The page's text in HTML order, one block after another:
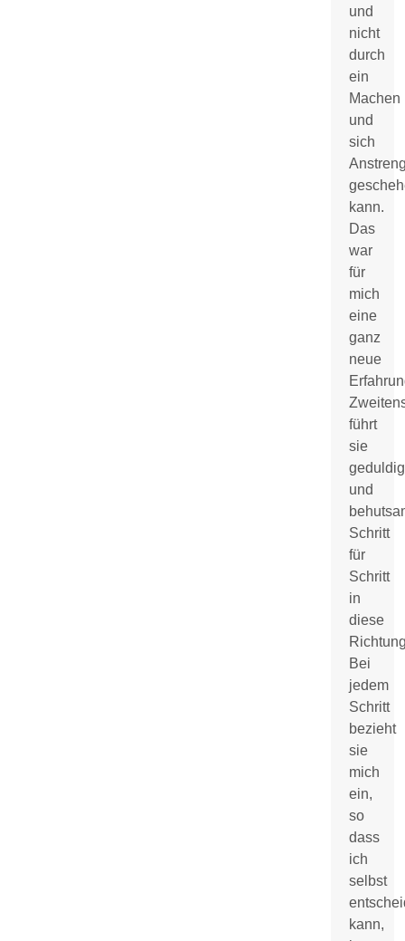
und
nicht
durch
ein
Machen
und
sich
kann.
Das
war
für
mich
eine
ganz
neue
führt
sie
geduldig
und
Schritt
für
Schritt
in
diese
Bei
jedem
Schritt
bezieht
sie
mich
ein,
so
dass
ich
selbst
kann,